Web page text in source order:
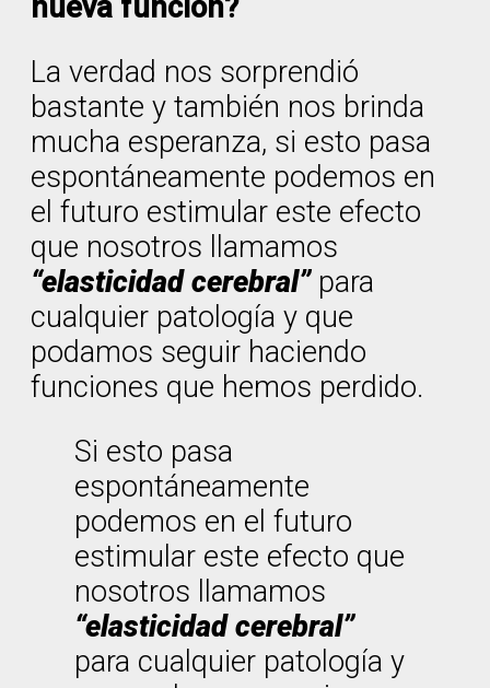
nueva función?
La verdad nos sorprendió
bastante y también nos brinda
mucha esperanza, si esto pasa
espontáneamente podemos en
el futuro estimular este efecto
que nosotros llamamos
“elasticidad cerebral”para
cualquier patología y que
podamos seguir haciendo
funciones que hemos perdido.
Si esto pasa
espontáneamente
podemos en el futuro
estimular este efecto que
nosotros llamamos
“elasticidad cerebral”
para cualquier patología y